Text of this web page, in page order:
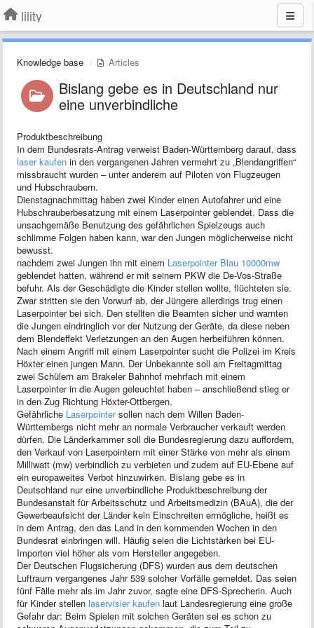
lility
Knowledge base Articles
​Bislang gebe es in Deutschland nur
eine unverbindliche
Produktbeschreibung
In dem Bundesrats-Antrag verweist Baden-Württemberg darauf, dass
laser kaufen in den vergangenen Jahren vermehrt zu „Blendangriffen“
missbraucht wurden – unter anderem auf Piloten von Flugzeugen
und Hubschraubern.
Dienstagnachmittag haben zwei Kinder einen Autofahrer und eine
Hubschrauberbesatzung mit einem Laserpointer geblendet. Dass die
unsachgemäße Benutzung des gefährlichen Spielzeugs auch
schlimme Folgen haben kann, war den Jungen möglicherweise nicht
bewusst.
nachdem zwei Jungen ihn mit einem Laserpointer Blau 10000mw
geblendet hatten, während er mit seinem PKW die De-Vos-Straße
befuhr. Als der Geschädigte die Kinder stellen wollte, flüchteten sie.
Zwar stritten sie den Vorwurf ab, der Jüngere allerdings trug einen
Laserpointer bei sich. Den stellten die Beamten sicher und warnten
die Jungen eindringlich vor der Nutzung der Geräte, da diese neben
dem Blendeffekt Verletzungen an den Augen herbeiführen können.
Nach einem Angriff mit einem Laserpointer sucht die Polizei im Kreis
Höxter einen jungen Mann. Der Unbekannte soll am Freitagmittag
zwei Schülern am Brakeler Bahnhof mehrfach mit einem
Laserpointer in die Augen geleuchtet haben – anschließend stieg er
in den Zug Richtung Höxter-Ottbergen.
Gefährliche Laserpointersollen nach dem Willen Baden-
Württembergs nicht mehr an normale Verbraucher verkauft werden
dürfen. Die Länderkammer soll die Bundesregierung dazu auffordern,
den Verkauf von Laserpointern mit einer Stärke von mehr als einem
Milliwatt (mw) verbindlich zu verbieten und zudem auf EU-Ebene auf
ein europaweites Verbot hinzuwirken. Bislang gebe es in
Deutschland nur eine unverbindliche Produktbeschreibung der
Bundesanstalt für Arbeitsschutz und Arbeitsmedizin (BAuA), die der
Gewerbeaufsicht der Länder kein Einschreiten ermögliche, heißt es
in dem Antrag, den das Land in den kommenden Wochen in den
Bundesrat einbringen will. Häufig seien die Lichtstärken bei EU-
Importen viel höher als vom Hersteller angegeben.
Der Deutschen Flugsicherung (DFS) wurden aus dem deutschen
Luftraum vergangenes Jahr 539 solcher Vorfälle gemeldet. Das seien
fünf Fälle mehr als im Jahr zuvor, sagte eine DFS-Sprecherin. Auch
für Kinder stellen laservisier kaufen laut Landesregierung eine große
Gefahr dar: Beim Spielen mit solchen Geräten sei es schon zu